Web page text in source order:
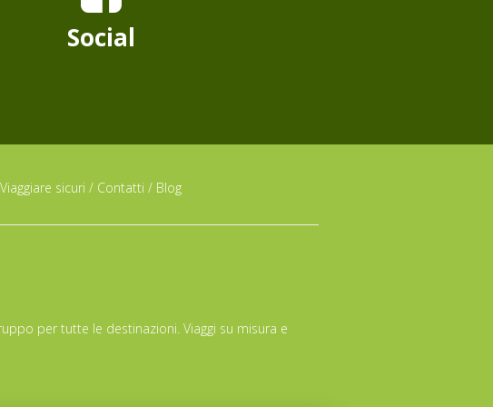
Social
Viaggiare sicuri / Contatti / Blog
per tutte le destinazioni. Viaggi su misura e